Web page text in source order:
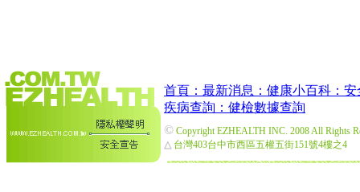
首頁： 最新消息： 健康小百科： 安
疾病查詢： 健檢數據查詢
© Copyright EZHEALTH INC. 2008 All Rights
△ 台灣403台中市西區五權五街151號4樓之4